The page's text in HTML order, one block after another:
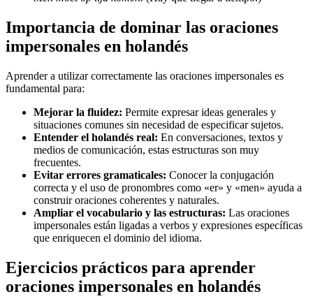
Importancia de dominar las oraciones
impersonales en holandés
Aprender a utilizar correctamente las oraciones impersonales es
fundamental para:
Mejorar la fluidez: Permite expresar ideas generales y
situaciones comunes sin necesidad de especificar sujetos.
Entender el holandés real: En conversaciones, textos y
medios de comunicación, estas estructuras son muy
frecuentes.
Evitar errores gramaticales: Conocer la conjugación
correcta y el uso de pronombres como «er» y «men» ayuda a
construir oraciones coherentes y naturales.
Ampliar el vocabulario y las estructuras: Las oraciones
impersonales están ligadas a verbos y expresiones específicas
que enriquecen el dominio del idioma.
Ejercicios prácticos para aprender
oraciones impersonales en holandés